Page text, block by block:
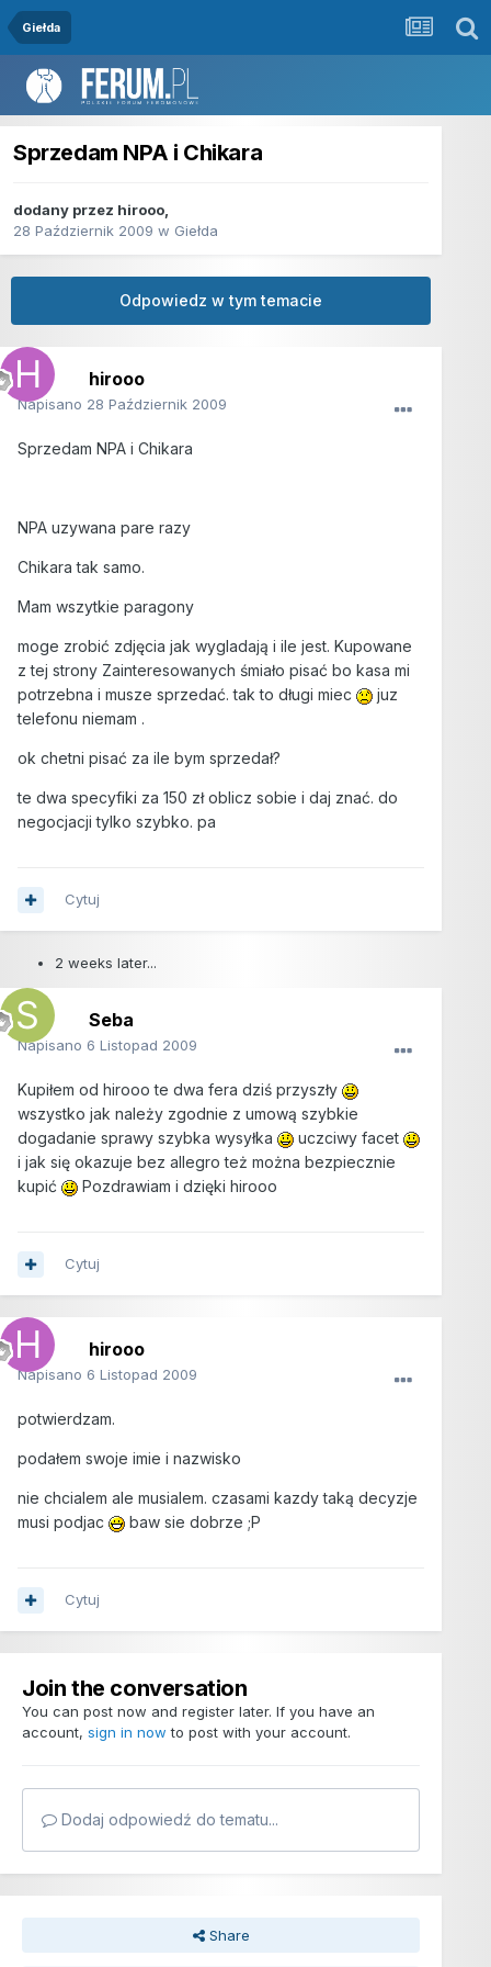
Giełda
Sprzedam NPA i Chikara
dodany przez hirooo,
28 Październik 2009 w Giełda
Odpowiedz w tym temacie
hirooo
Napisano 28 Październik 2009
Sprzedam NPA i Chikara
NPA uzywana pare razy
Chikara tak samo.
Mam wszytkie paragony
moge zrobić zdjęcia jak wygladają i ile jest. Kupowane
z tej strony Zainteresowanych śmiało pisać bo kasa mi
potrzebna i musze sprzedać. tak to długi miec
juz
telefonu niemam .
ok chetni pisać za ile bym sprzedał?
te dwa specyfiki za 150 zł oblicz sobie i daj znać. do
negocjacji tylko szybko. pa
Cytuj
2 weeks later...
Seba
Napisano 6 Listopad 2009
Kupiłem od hirooo te dwa fera dziś przyszły
wszystko jak należy zgodnie z umową szybkie
dogadanie sprawy szybka wysyłka
uczciwy facet
i jak się okazuje bez allegro też można bezpiecznie
kupić
Pozdrawiam i dzięki hirooo
Cytuj
hirooo
Napisano 6 Listopad 2009
potwierdzam.
podałem swoje imie i nazwisko
nie chcialem ale musialem. czasami kazdy taką decyzje
musi podjac
baw sie dobrze ;P
Cytuj
Join the conversation
You can post now and register later. If you have an
account, sign in now to post with your account.
Dodaj odpowiedź do tematu...
Share